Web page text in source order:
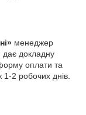
менеджер
дає докладну
оплати та
2 робочих днів.